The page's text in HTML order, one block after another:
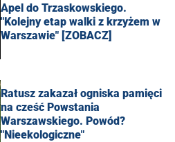
Apel do Trzaskowskiego.
"Kolejny etap walki z krzyżem w
Warszawie" [ZOBACZ]
Ratusz zakazał ogniska pamięci
na cześć Powstania
Warszawskiego. Powód?
"Nieekologiczne"